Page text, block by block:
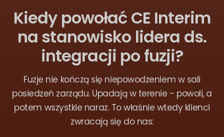
Kiedy powołać CE Interim
na stanowisko lidera ds.
integracji po fuzji?
Fuzje nie kończą się niepowodzeniem w sali
posiedzeń zarządu. Upadają w terenie - powoli, a
potem wszystkie naraz. To właśnie wtedy klienci
zwracają się do nas: